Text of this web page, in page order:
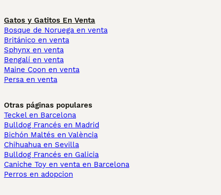
Gatos y Gatitos En Venta
Bosque de Noruega en venta
Británico en venta
Sphynx en venta
Bengalí en venta
Maine Coon en venta
Persa en venta
Otras páginas populares
Teckel en Barcelona
Bulldog Francés en Madrid
Bichón Maltés en València
Chihuahua en Sevilla
Bulldog Francés en Galicia
Caniche Toy en venta en Barcelona
Perros en adopcion